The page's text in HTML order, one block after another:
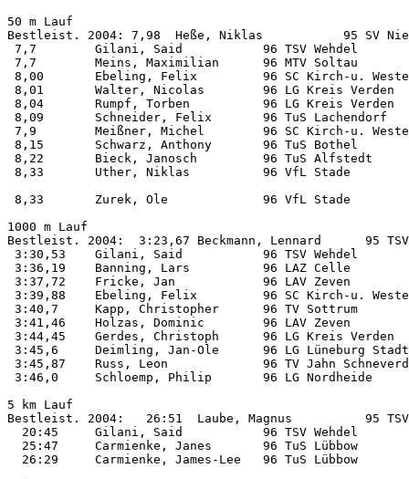
50 m Lauf
Bestleist. 2004: 7,98  Heße, Niklas           95 SV
7,7        Gilani, Said           96 TSV Wehdel
7,7        Meins, Maximilian      96 MTV Soltau
8,00       Ebeling, Felix         96 SC Kirch-u.
8,01       Walter, Nicolas        96 LG Kreis
8,04       Rumpf, Torben          96 LG Kreis
8,09       Schneider, Felix       96 TuS
7,9        Meißner, Michel        96 SC Kirch-u.
8,15       Schwarz, Anthony       96 TuS Bothel
8,22       Bieck, Janosch         96 TuS Alfstedt
8,33       Uther, Niklas          96 VfL Stade
8,33       Zurek, Ole             96 VfL Stade
1000 m Lauf
Bestleist. 2004:  3:23,67 Beckmann, Lennard      95 TSV
3:30,53    Gilani, Said           96 TSV Wehdel
3:36,19    Banning, Lars          96 LAZ Celle
3:37,72    Fricke, Jan            96 LAV Zeven
3:39,88    Ebeling, Felix         96 SC Kirch-u.
3:40,7     Kapp, Christopher      96 TV Sottrum
3:41,46    Holzas, Dominic        96 LAV Zeven
3:44,45    Gerdes, Christoph      96 LG Kreis
3:45,6     Deimling, Jan-Ole      96 LG Lüneburg
3:45,87    Russ, Leon             96 TV Jahn
3:46,0     Schloemp, Philip       96 LG Nordheide
5 km Lauf
Bestleist. 2004:   26:51  Laube, Magnus          95 TSV
20:45     Gilani, Said           96 TSV Wehdel
25:47     Carmienke, Janes       96 TuS Lübbow
26:29     Carmienke, James-Lee   96 TuS Lübbow